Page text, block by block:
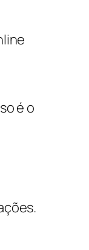
é o